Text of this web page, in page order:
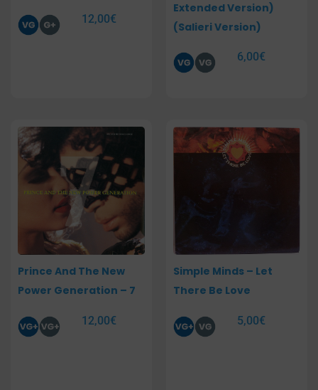
12,00€
Extended Version)
(Salieri Version)
6,00€
Prince And The New
Power Generation – 7
12,00€
Simple Minds – Let
There Be Love
5,00€